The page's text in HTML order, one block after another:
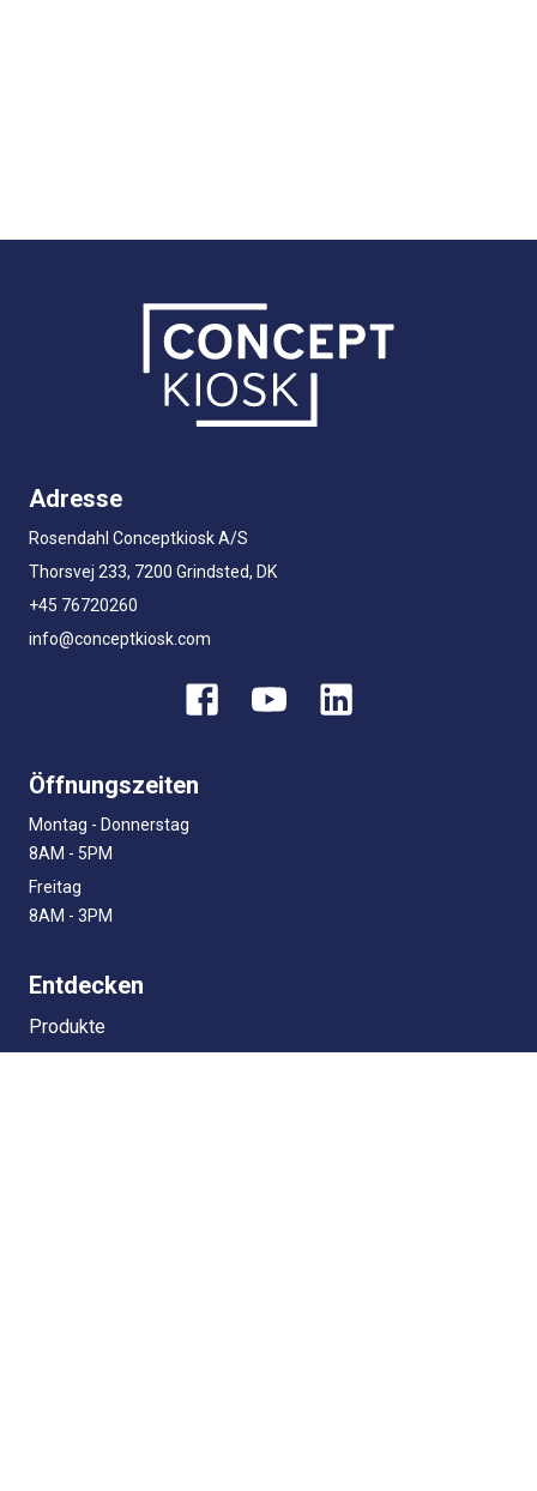
Adresse
Rosendahl Conceptkiosk A/S
Thorsvej 233, 7200 Grindsted, DK
+45 76720260
info@conceptkiosk.com
Öffnungszeiten
Montag - Donnerstag
8AM - 5PM
Freitag
8AM - 3PM
Entdecken
Produkte